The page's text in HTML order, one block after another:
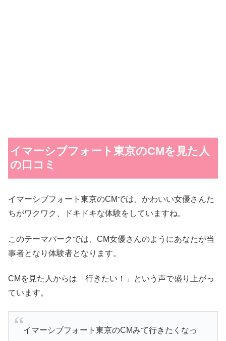
イマーシブフォート東京のCMを見た人
の口コミ
イマーシブフォート東京のCMでは、かわいい女優さんた
ちがワクワク、ドキドキな体験をしていますね。
このテーマパークでは、CM女優さんのようにあなたが当
事者となり体験者となります。
CMを見た人からは「行きたい！」という声で盛り上がっ
ています。
イマーシブフォート東京のCMみて行きたくなっ